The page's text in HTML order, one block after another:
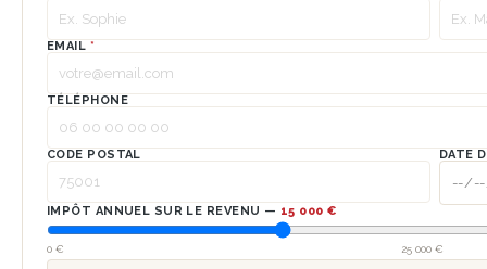
EMAIL *
TÉLÉPHONE
CODE POSTAL DATE
IMPÔT ANNUEL SUR LE REVENU — 15 000 €
0 € 25 000 €